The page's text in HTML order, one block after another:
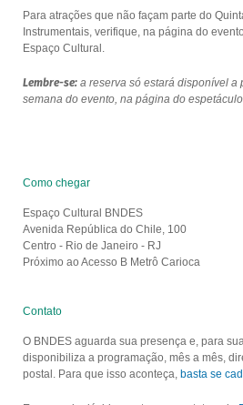
Para atrações que não façam parte do
Instrumentais, verifique, na página do
Espaço Cultural.
Lembre-se:a reserva só estará disponível a
semana do evento, na página do
Como chegar
Espaço Cultural BNDES
Avenida República do Chile, 100
Centro - Rio de Janeiro - RJ
Próximo ao Acesso B Metrô Carioca
Contato
O BNDES aguarda sua presença e, para
disponibiliza a programação, mês a mês,
postal. Para que isso aconteça, basta se